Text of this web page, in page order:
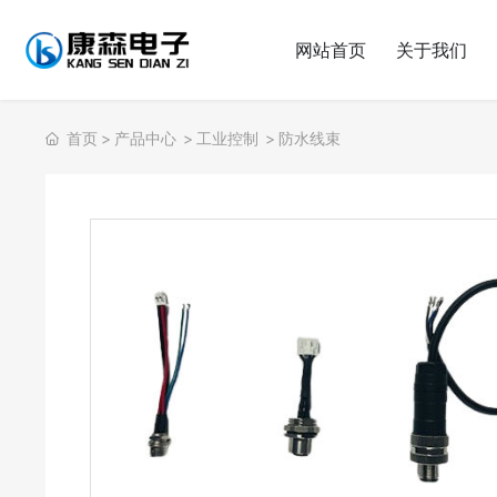
网站首页 关于我们
首页 产品中心 工业控制 防水线束